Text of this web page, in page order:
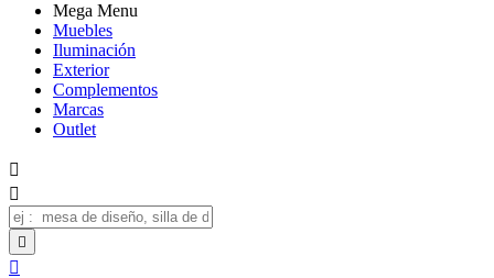
Mega Menu
Muebles
Iluminación
Exterior
Complementos
Marcas
Outlet



